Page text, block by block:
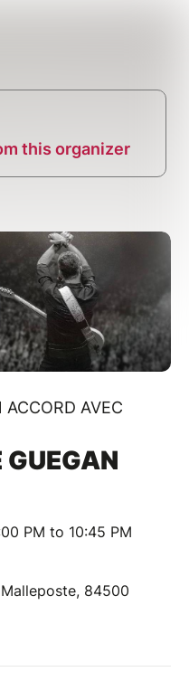
this organizer
AVEC
PM to 10:45 PM
84500